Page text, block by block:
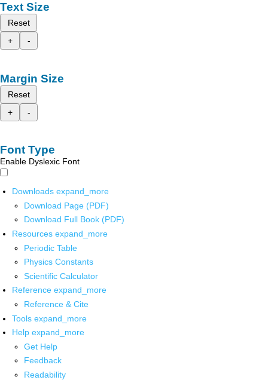
Text Size
Reset
+
-
Margin Size
Reset
+
-
Font Type
Enable Dyslexic Font
Downloads expand_more
Download Page (PDF)
Download Full Book (PDF)
Resources expand_more
Periodic Table
Physics Constants
Scientific Calculator
Reference expand_more
Reference & Cite
Tools expand_more
Help expand_more
Get Help
Feedback
Readability